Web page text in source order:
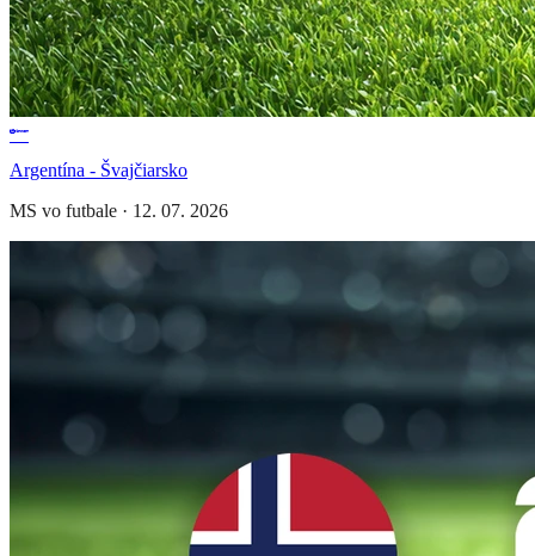
Argentína - Švajčiarsko
MS vo futbale · 12. 07. 2026